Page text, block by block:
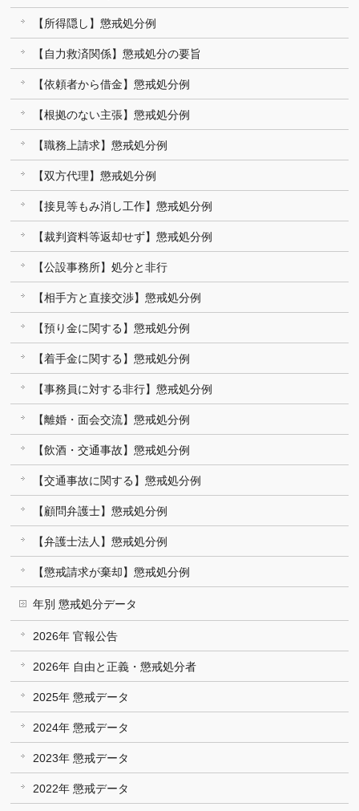
【所得隠し】懲戒処分例
【自力救済関係】懲戒処分の要旨
【依頼者から借金】懲戒処分例
【根拠のない主張】懲戒処分例
【職務上請求】懲戒処分例
【双方代理】懲戒処分例
【接見等もみ消し工作】懲戒処分例
【裁判資料等返却せず】懲戒処分例
【公設事務所】処分と非行
【相手方と直接交渉】懲戒処分例
【預り金に関する】懲戒処分例
【着手金に関する】懲戒処分例
【事務員に対する非行】懲戒処分例
【離婚・面会交流】懲戒処分例
【飲酒・交通事故】懲戒処分例
【交通事故に関する】懲戒処分例
【顧問弁護士】懲戒処分例
【弁護士法人】懲戒処分例
【懲戒請求が棄却】懲戒処分例
年別 懲戒処分データ
2026年 官報公告
2026年 自由と正義・懲戒処分者
2025年 懲戒データ
2024年 懲戒データ
2023年 懲戒データ
2022年 懲戒データ